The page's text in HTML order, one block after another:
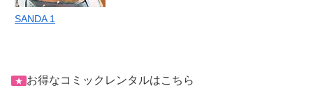
SANDA 1
★ お得なコミックレンタルはこちら